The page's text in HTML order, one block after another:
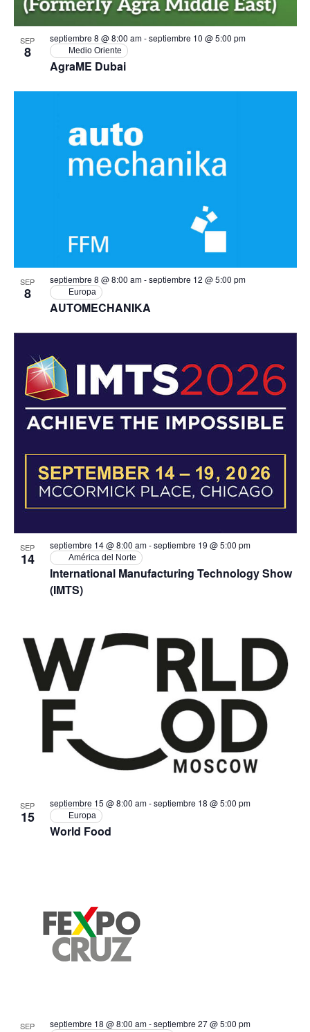
SEP
8
AgraME Dubai
septiembre 8 @ 8:00 am-septiembre 10 @ 5:00 pm
Medio Oriente
SEP
8
AUTOMECHANIKA
septiembre 8 @ 8:00 am-septiembre 12 @ 5:00 pm
Europa
SEP
14
International Manufacturing Technology Show
(IMTS)
septiembre 14 @ 8:00 am-septiembre 19 @ 5:00 pm
América del Norte
SEP
15
World Food
septiembre 15 @ 8:00 am-septiembre 18 @ 5:00 pm
Europa
SEP septiembre 18 @ 8:00 am-septiembre 27 @ 5:00 pm